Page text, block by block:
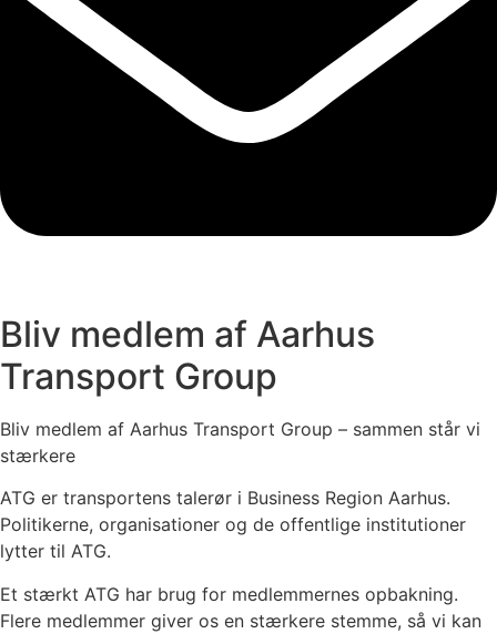
Bliv medlem af Aarhus
Transport Group
Bliv medlem af Aarhus Transport Group – sammen står vi
stærkere
ATG er transportens talerør i Business Region Aarhus.
Politikerne, organisationer og de offentlige institutioner
lytter til ATG.
Et stærkt ATG har brug for medlemmernes opbakning.
Flere medlemmer giver os en stærkere stemme, så vi kan